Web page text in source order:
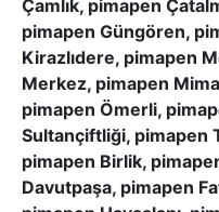
Çamlık, pimapen
pimapen Güngören,
Kirazlıdere, pimapen
Merkez, pimapen
pimapen Ömerli,
Sultançiftliği, pimapen
pimapen Birlik,
Davutpaşa, pimapen